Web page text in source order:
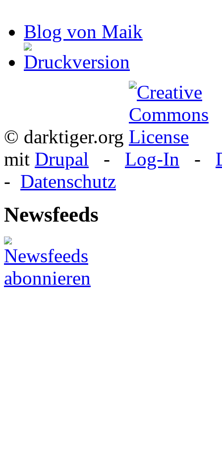
Blog von Maik
© darktiger.org
mit Drupal - Log-In -
- Datenschutz
Newsfeeds